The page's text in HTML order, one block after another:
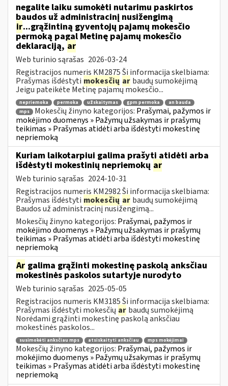
negalite laiku sumokėti nutarimu paskirtos
baudos už administracinį nusižengimą
ir...grąžintiną gyventojų pajamų mokesčio
permoką pagal Metinę pajamų mokesčio
deklaraciją, ar
Web turinio sąrašas 2026-03-24
Registracijos numeris KM2875 Ši informacija skelbiama:
Prašymas išdėstyti mokesčių ar baudų sumokėjimą
Jeigu pateikėte Metinę pajamų mokesčio...
nepriemoka permoka užskaitymas gpm permoka
an bauda
mps
Mokesčių žinyno kategorijos: Prašymai, pažymos ir
mokėjimo duomenys » Pažymų užsakymas ir prašymų
teikimas » Prašymas atidėti arba išdėstyti mokestinę
nepriemoką
Kuriam laikotarpiui galima prašyti atidėti arba
išdėstyti mokestinių nepriemokų ar
Web turinio sąrašas 2024-10-31
Registracijos numeris KM2982 Ši informacija skelbiama:
Prašymas išdėstyti mokesčių ar baudų sumokėjimą
Baudos už administracinį nusižengimą...
Mokesčių žinyno kategorijos: Prašymai, pažymos ir
mokėjimo duomenys » Pažymų užsakymas ir prašymų
teikimas » Prašymas atidėti arba išdėstyti mokestinę
nepriemoką
Ar galima grąžinti mokestinę paskolą anksčiau
mokestinės paskolos sutartyje nurodyto
Web turinio sąrašas 2025-05-05
Registracijos numeris KM3185 Ši informacija skelbiama:
Prašymas išdėstyti mokesčių ar baudų sumokėjimą
Norėdami grąžinti mokestinę paskolą anksčiau
mokestinės paskolos...
susimokėti anksčiau mps atsiskaityti anksčiau mps mokėjimai
Mokesčių žinyno kategorijos: Prašymai, pažymos ir
mokėjimo duomenys » Pažymų užsakymas ir prašymų
teikimas » Prašymas atidėti arba išdėstyti mokestinę
nepriemoką